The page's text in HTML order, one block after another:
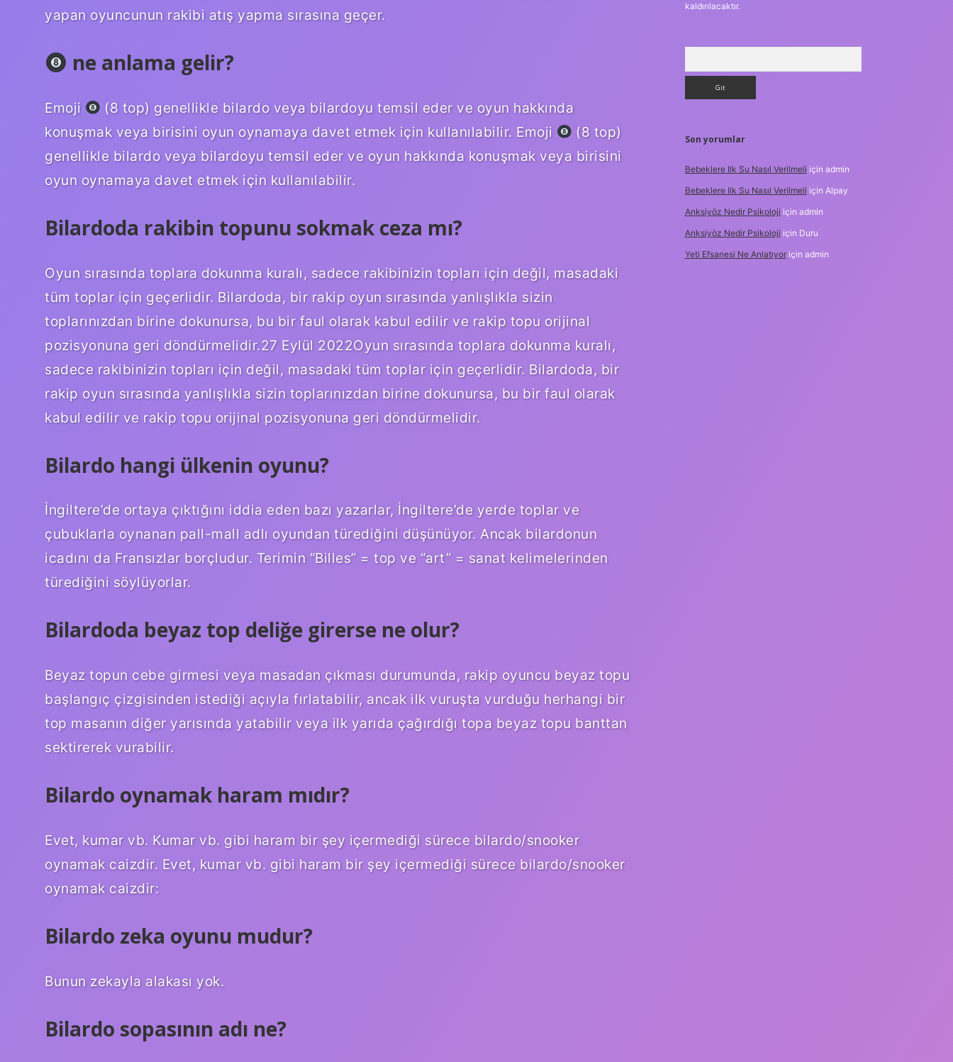
yapan oyuncunun rakibi atış yapma sırasına geçer.
ne anlama gelir?
Emoji
(8 top) genellikle bilardo veya bilardoyu temsil eder ve oyun hakkında
konuşmak veya birisini oyun oynamaya davet etmek için kullanılabilir. Emoji
(8 top)
genellikle bilardo veya bilardoyu temsil eder ve oyun hakkında konuşmak veya birisini
oyun oynamaya davet etmek için kullanılabilir.
Bilardoda rakibin topunu sokmak ceza mı?
Oyun sırasında toplara dokunma kuralı, sadece rakibinizin topları için değil, masadaki
tüm toplar için geçerlidir. Bilardoda, bir rakip oyun sırasında yanlışlıkla sizin
toplarınızdan birine dokunursa, bu bir faul olarak kabul edilir ve rakip topu orijinal
pozisyonuna geri döndürmelidir.27 Eylül 2022Oyun sırasında toplara dokunma kuralı,
sadece rakibinizin topları için değil, masadaki tüm toplar için geçerlidir. Bilardoda, bir
rakip oyun sırasında yanlışlıkla sizin toplarınızdan birine dokunursa, bu bir faul olarak
kabul edilir ve rakip topu orijinal pozisyonuna geri döndürmelidir.
Bilardo hangi ülkenin oyunu?
İngiltere’de ortaya çıktığını iddia eden bazı yazarlar, İngiltere’de yerde toplar ve
çubuklarla oynanan pall-mall adlı oyundan türediğini düşünüyor. Ancak bilardonun
icadını da Fransızlar borçludur. Terimin “Billes” = top ve “art” = sanat kelimelerinden
türediğini söylüyorlar.
Bilardoda beyaz top deliğe girerse ne olur?
Beyaz topun cebe girmesi veya masadan çıkması durumunda, rakip oyuncu beyaz topu
başlangıç ​​çizgisinden istediği açıyla fırlatabilir, ancak ilk vuruşta vurduğu herhangi bir
top masanın diğer yarısında yatabilir veya ilk yarıda çağırdığı topa beyaz topu banttan
sektirerek vurabilir.
Bilardo oynamak haram mıdır?
Evet, kumar vb. Kumar vb. gibi haram bir şey içermediği sürece bilardo/snooker
oynamak caizdir. Evet, kumar vb. gibi haram bir şey içermediği sürece bilardo/snooker
oynamak caizdir:
Bilardo zeka oyunu mudur?
Bunun zekayla alakası yok.
Bilardo sopasının adı ne?
kaldırılacaktır.
Son yorumlar
Bebeklere Ilk Su Nasıl Verilmeli için admin
Bebeklere Ilk Su Nasıl Verilmeli için Alpay
Anksiyöz Nedir Psikoloji için admin
Anksiyöz Nedir Psikoloji için Duru
Yeti Efsanesi Ne Anlatıyoriçin admin